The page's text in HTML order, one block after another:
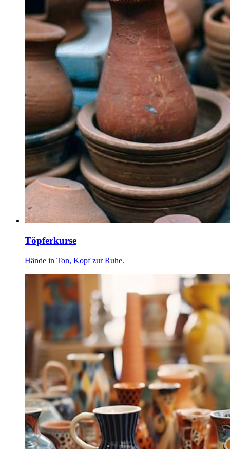
Töpferkurse
Hände in Ton, Kopf zur Ruhe.